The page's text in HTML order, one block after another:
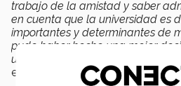
trabajo de la amistad y saber
en cuenta que la universidad es
importantes y determinantes de
pude haber hecho una mejor
universidad… Gracias Tec por todo”
estudiante de IIS.